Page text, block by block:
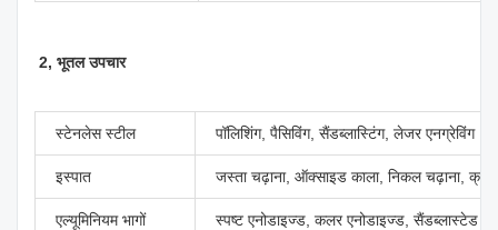
2, भूतल उपचार
स्टेनलेस स्टील पॉलिशिंग, पैसिविंग, सैंडब्लास्टिंग, लेजर एनग्रेविंग
इस्पात जस्ता चढ़ाना, ऑक्साइड काला, निकल चढ़ाना, क्रोम
एल्यूमिनियम भागों स्पष्ट एनोडाइज्ड, कलर एनोडाइज्ड, सैंडब्लास्टेड